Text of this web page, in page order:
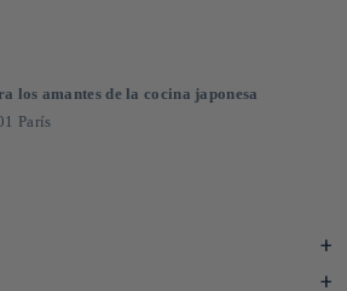
los amantes de la cocina japonesa
París
frecuentes